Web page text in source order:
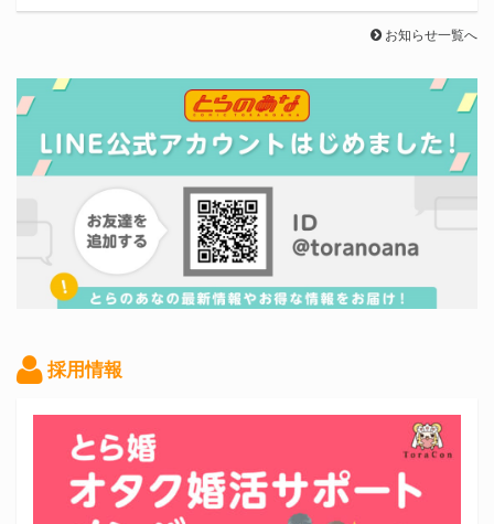
お知らせ一覧へ
採用情報